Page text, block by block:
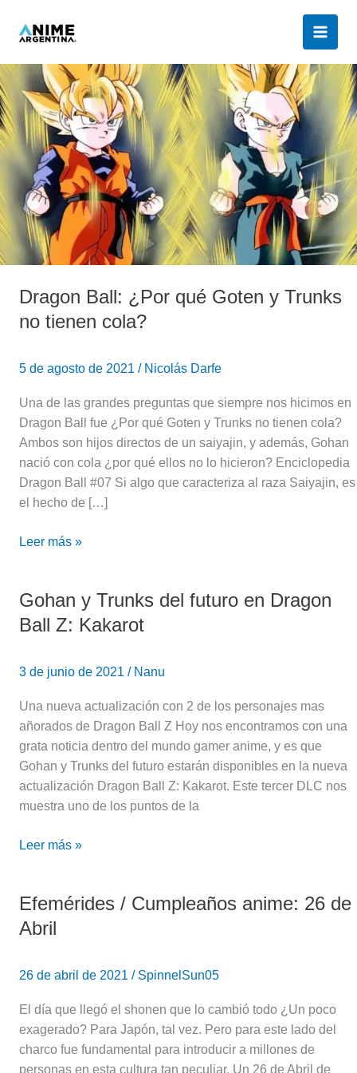
Dragon Ball: ¿Por qué Goten y Trunks
no tienen cola?
5 de agosto de 2021 / Nicolás Darfe
Una de las grandes preguntas que siempre nos hicimos en
Dragon Ball fue ¿Por qué Goten y Trunks no tienen cola?
Ambos son hijos directos de un saiyajin, y además, Gohan
nació con cola ¿por qué ellos no lo hicieron? Enciclopedia
Dragon Ball #07 Si algo que caracteriza al raza Saiyajin, es
el hecho de […]
Dragon
Ball:
¿Por
qué
Goten
y
Trunks
no
tienen
cola?
Leer más »
Gohan y Trunks del futuro en Dragon
Ball Z: Kakarot
3 de junio de 2021 / Nanu
Una nueva actualización con 2 de los personajes mas
añorados de Dragon Ball Z Hoy nos encontramos con una
grata noticia dentro del mundo gamer anime, y es que
Gohan y Trunks del futuro estarán disponibles en la nueva
actualización Dragon Ball Z: Kakarot. Este tercer DLC nos
muestra uno de los puntos de la
Gohan
y
futuro
Z:
Kakarot
Leer más »
Efemérides / Cumpleaños anime: 26 de
Abril
26 de abril de 2021 / SpinnelSun05
El día que llegó el shonen que lo cambió todo ¿Un poco
exagerado? Para Japón, tal vez. Pero para este lado del
charco fue fundamental para introducir a millones de
personas en esta cultura tan peculiar. Un 26 de Abril de
Efemérides
26